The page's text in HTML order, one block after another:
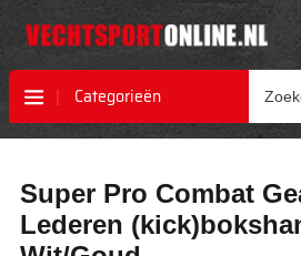
Categorieën
naar
het
einde
naar
het
begin
Super Pro Combat
Lederen